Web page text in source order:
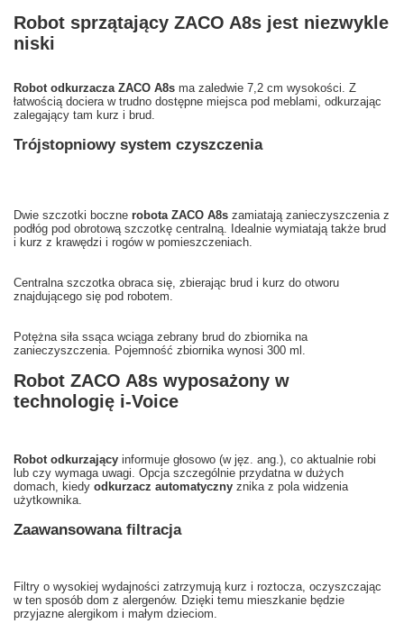
Robot sprzątający ZACO A8s jest niezwykle
niski
Robot odkurzacza ZACO A8s ma zaledwie 7,2 cm wysokości. Z
łatwością dociera w trudno dostępne miejsca pod meblami, odkurzając
zalegający tam kurz i brud.
Trójstopniowy system czyszczenia
Dwie szczotki boczne robota ZACO A8s zamiatają zanieczyszczenia z
podłóg pod obrotową szczotkę centralną. Idealnie wymiatają także brud
i kurz z krawędzi i rogów w pomieszczeniach.
Centralna szczotka obraca się, zbierając brud i kurz do otworu
znajdującego się pod robotem.
Potężna siła ssąca wciąga zebrany brud do zbiornika na
zanieczyszczenia. Pojemność zbiornika wynosi 300 ml.
Robot ZACO A8s wyposażony w
technologię i-Voice
Robot odkurzający informuje głosowo (w jęz. ang.), co aktualnie robi
lub czy wymaga uwagi. Opcja szczególnie przydatna w dużych
domach, kiedy odkurzacz automatyczny znika z pola widzenia
użytkownika.
Zaawansowana filtracja
Filtry o wysokiej wydajności zatrzymują kurz i roztocza, oczyszczając
w ten sposób dom z alergenów. Dzięki temu mieszkanie będzie
przyjazne alergikom i małym dzieciom.